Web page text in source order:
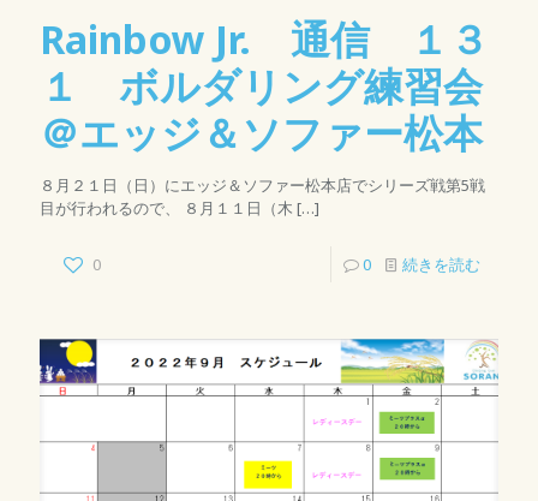
Rainbow Jr. 通信 １３
１ ボルダリング練習会
＠エッジ＆ソファー松本
８月２１日（日）にエッジ＆ソファー松本店でシリーズ戦第5戦
目が行われるので、 ８月１１日（木 […]
0 0 続きを読む